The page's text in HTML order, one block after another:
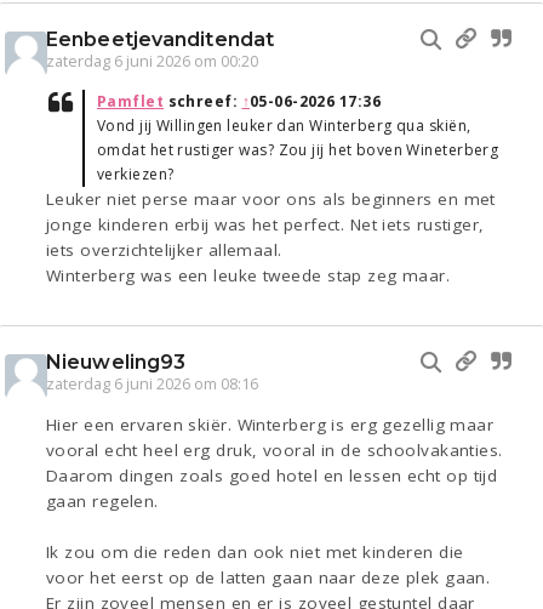
Eenbeetjevanditendat
zaterdag 6 juni 2026 om 00:20
Pamflet schreef: ↑05-06-2026 17:36
Vond jij Willingen leuker dan Winterberg qua skiën,
omdat het rustiger was? Zou jij het boven Wineterberg
verkiezen?
Leuker niet perse maar voor ons als beginners en met
jonge kinderen erbij was het perfect. Net iets rustiger,
iets overzichtelijker allemaal.
Winterberg was een leuke tweede stap zeg maar.
Nieuweling93
zaterdag 6 juni 2026 om 08:16
Hier een ervaren skiër. Winterberg is erg gezellig maar
vooral echt heel erg druk, vooral in de schoolvakanties.
Daarom dingen zoals goed hotel en lessen echt op tijd
gaan regelen.
Ik zou om die reden dan ook niet met kinderen die
voor het eerst op de latten gaan naar deze plek gaan.
Er zijn zoveel mensen en er is zoveel gestuntel daar